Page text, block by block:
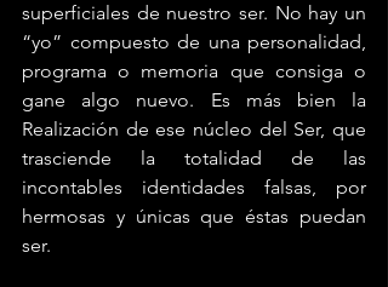
superficiales de nuestro ser. No hay un
“yo” compuesto de una personalidad,
programa o memoria que consiga o
gane algo nuevo. Es más bien la
Realización de ese núcleo del Ser, que
trasciende la totalidad de las
incontables identidades falsas, por
hermosas y únicas que éstas puedan
ser.